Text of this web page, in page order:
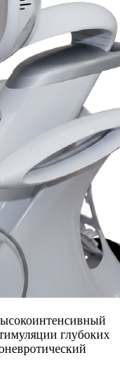
глубоких